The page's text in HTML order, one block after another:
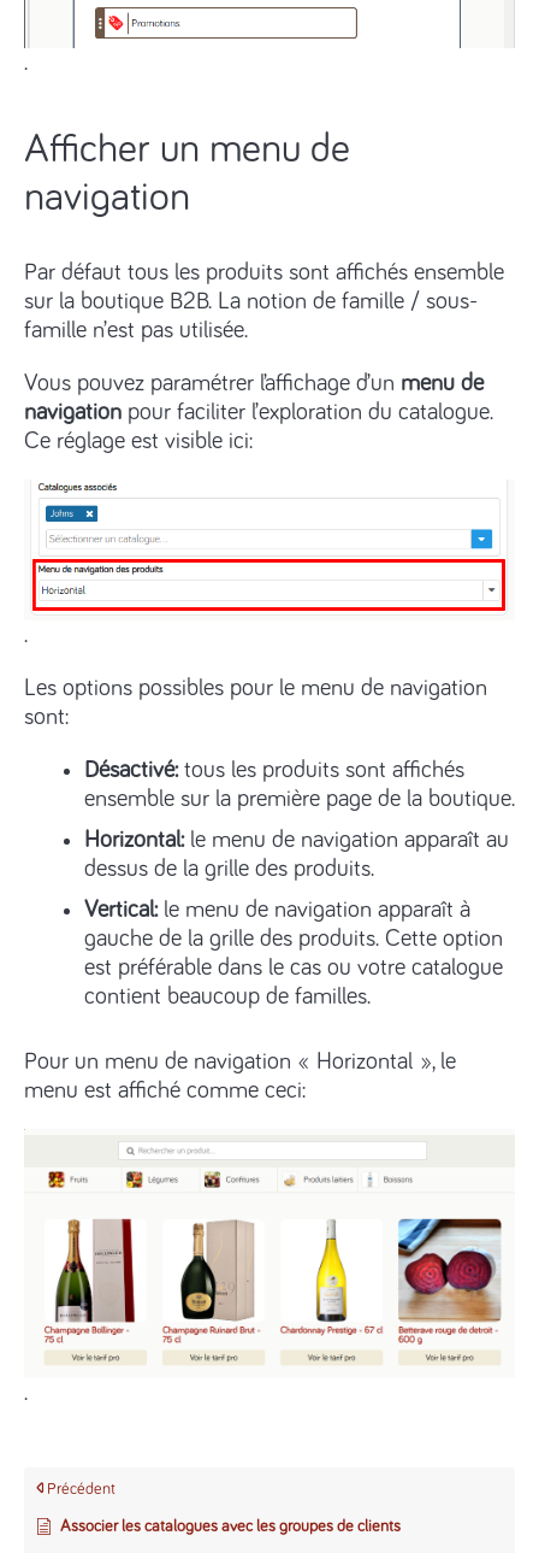
.
Afficher un menu de
navigation
Par défaut tous les produits sont affichés ensemble
sur la boutique B2B. La notion de famille / sous-
famille n’est pas utilisée.
Vous pouvez paramétrer l’affichage d’un menu de
navigation pour faciliter l’exploration du catalogue.
Ce réglage est visible ici:
.
Les options possibles pour le menu de navigation
sont:
Désactivé:tous les produits sont affichés
ensemble sur la première page de la boutique.
Horizontal:le menu de navigation apparaît au
dessus de la grille des produits.
Vertical:le menu de navigation apparaît à
gauche de la grille des produits. Cette option
est préférable dans le cas ou votre catalogue
contient beaucoup de familles.
Pour un menu de navigation « Horizontal », le
menu est affiché comme ceci:
.
Précédent
Associer les catalogues avec les groupes de clients